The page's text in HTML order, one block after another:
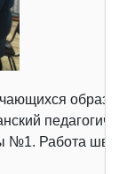
Работа